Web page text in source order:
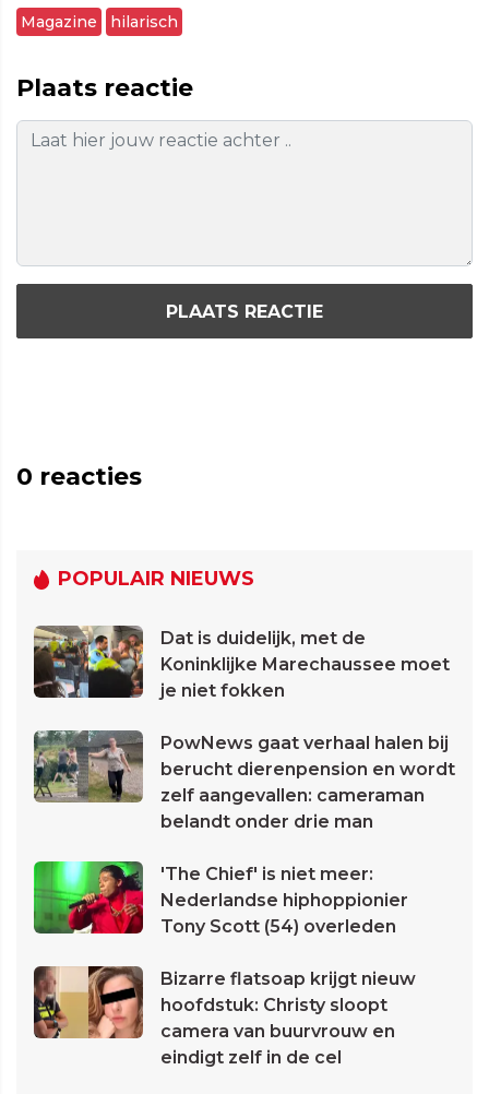
Magazine hilarisch
Plaats reactie
PLAATS REACTIE
0 reacties
POPULAIR NIEUWS
Dat is duidelijk, met de
Koninklijke Marechaussee moet
je niet fokken
PowNews gaat verhaal halen bij
berucht dierenpension en wordt
zelf aangevallen: cameraman
belandt onder drie man
'The Chief' is niet meer:
Nederlandse hiphoppionier
Tony Scott (54) overleden
Bizarre flatsoap krijgt nieuw
hoofdstuk: Christy sloopt
camera van buurvrouw en
eindigt zelf in de cel